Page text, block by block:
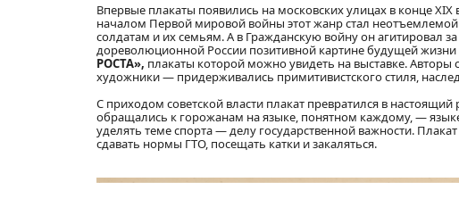
Впервые плакаты появились на московских улицах в конце
началом Первой мировой войны этот жанр стал
солдатам и их семьям. А в Гражданскую войну он агитировал
дореволюционной России позитивной картине будущей жизни
РОСТА», плакаты которой можно увидеть на выставке.
художники — придерживались примитивистского стиля,
С приходом советской власти плакат превратился в
обращались к горожанам на языке, понятном каждому, —
уделять теме спорта — делу государственной важности.
сдавать нормы ГТО, посещать катки и закаляться.